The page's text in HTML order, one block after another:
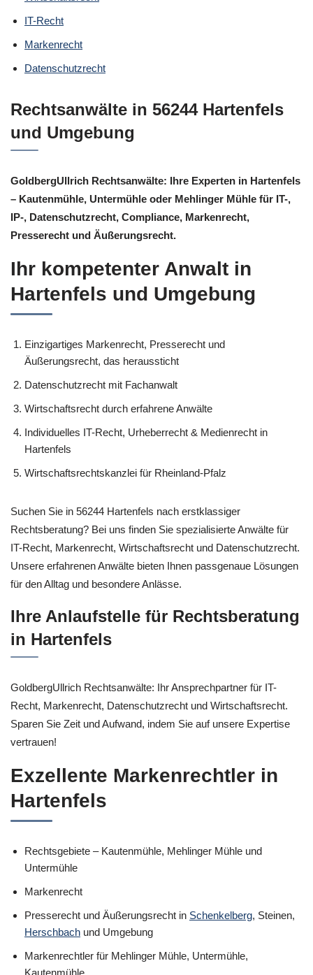
IT-Recht
Markenrecht
Datenschutzrecht
Rechtsanwälte in 56244 Hartenfels
und Umgebung
GoldbergUllrich Rechtsanwälte: Ihre Experten in Hartenfels
– Kautenmühle, Untermühle oder Mehlinger Mühle für IT-,
IP-, Datenschutzrecht, Compliance, Markenrecht,
Presserecht und Äußerungsrecht.
Ihr kompetenter Anwalt in
Hartenfels und Umgebung
Einzigartiges Markenrecht, Presserecht und
Äußerungsrecht, das heraussticht
Datenschutzrecht mit Fachanwalt
Wirtschaftsrecht durch erfahrene Anwälte
Individuelles IT-Recht, Urheberrecht & Medienrecht in
Hartenfels
Wirtschaftsrechtskanzlei für Rheinland-Pfalz
Suchen Sie in 56244 Hartenfels nach erstklassiger
Rechtsberatung? Bei uns finden Sie spezialisierte Anwälte für
IT-Recht, Markenrecht, Wirtschaftsrecht und Datenschutzrecht.
Unsere erfahrenen Anwälte bieten Ihnen passgenaue Lösungen
für den Alltag und besondere Anlässe.
Ihre Anlaufstelle für Rechtsberatung
in Hartenfels
GoldbergUllrich Rechtsanwälte: Ihr Ansprechpartner für IT-
Recht, Markenrecht, Datenschutzrecht und Wirtschaftsrecht.
Sparen Sie Zeit und Aufwand, indem Sie auf unsere Expertise
vertrauen!
Exzellente Markenrechtler in
Hartenfels
Rechtsgebiete – Kautenmühle, Mehlinger Mühle und
Untermühle
Markenrecht
Presserecht und Äußerungsrecht in Schenkelberg, Steinen,
Herschbach und Umgebung
Markenrechtler für Mehlinger Mühle, Untermühle,
Kautenmühle